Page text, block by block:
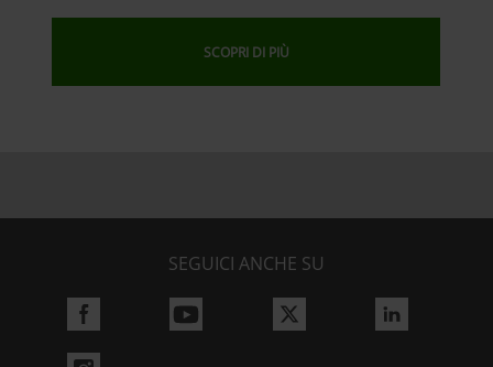
SCOPRI DI PIÙ
SEGUICI ANCHE SU